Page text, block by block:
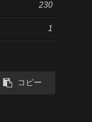
230
1
コピー